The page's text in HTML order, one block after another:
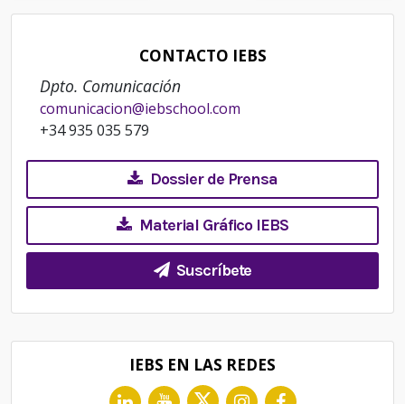
CONTACTO IEBS
Dpto. Comunicación
comunicacion@iebschool.com
+34 935 035 579
Dossier de Prensa
Material Gráfico IEBS
Suscríbete
IEBS EN LAS REDES